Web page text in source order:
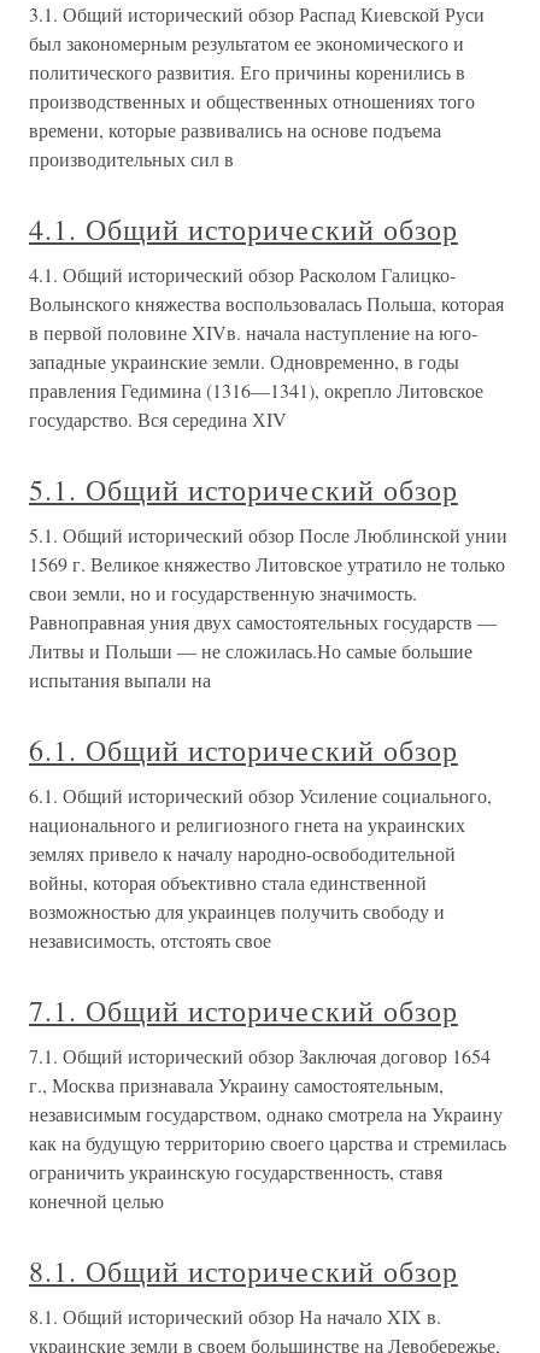
3.1. Общий исторический обзор Распад Киевской Руси
был закономерным результатом ее экономического и
политического развития. Его причины коренились в
производственных и общественных отношениях того
времени, которые развивались на основе подъема
производительных сил в
4.1. Общий исторический обзор
4.1. Общий исторический обзор Расколом Галицко-
Волынского княжества воспользовалась Польша, которая
в первой половине XIVв. начала наступление на юго-
западные украинские земли. Одновременно, в годы
правления Гедимина (1316—1341), окрепло Литовское
государство. Вся середина ХIV
5.1. Общий исторический обзор
5.1. Общий исторический обзор После Люблинской унии
1569 г. Великое княжество Литовское утратило не только
свои земли, но и государственную значимость.
Равноправная уния двух самостоятельных государств —
Литвы и Польши — не сложилась.Но самые большие
испытания выпали на
6.1. Общий исторический обзор
6.1. Общий исторический обзор Усиление социального,
национального и религиозного гнета на украинских
землях привело к началу народно-освободительной
войны, которая объективно стала единственной
возможностью для украинцев получить свободу и
независимость, отстоять свое
7.1. Общий исторический обзор
7.1. Общий исторический обзор Заключая договор 1654
г., Москва признавала Украину самостоятельным,
независимым государством, однако смотрела на Украину
как на будущую территорию своего царства и стремилась
ограничить украинскую государственность, ставя
конечной целью
8.1. Общий исторический обзор
8.1. Общий исторический обзор На начало XIX в.
украинские земли в своем большинстве на Левобережье,